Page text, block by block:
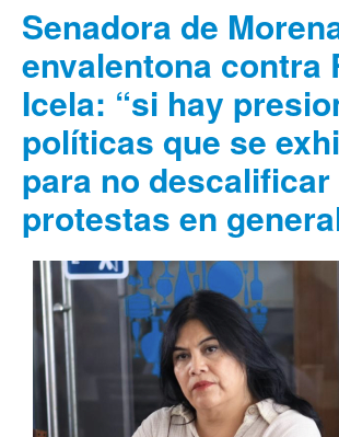
Senadora de
envalentona contra
Icela: “si hay
políticas que se
para no descalificar
protestas en